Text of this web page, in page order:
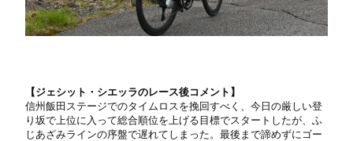
【ジェシット・シエッラのレース後コメント】
信州飯田ステージでのタイムロスを挽回すべく、今日の厳しい登
り坂で上位に入って総合順位を上げる目標でスタートしたが、ふ
じあざみラインの序盤で遅れてしまった。最後まで諦めずにゴー